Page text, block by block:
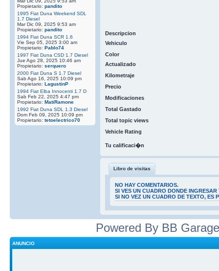
Propietario: pandito
1995 Fiat Duna Weekend SDL
1.7 Diesel
Mar Dic 09, 2025 9:53 am
Propietario: pandito
1994 Fiat Duna SCR 1.6
Vie Sep 05, 2025 3:00 am
Propietario: Pablo74
1997 Fiat Duna CSD 1.7 Diesel
Jue Ago 28, 2025 10:46 am
Propietario: serquero
2000 Fiat Duna S 1.7 Diesel
Sab Ago 16, 2025 10:09 pm
Propietario: LagustinP
1994 Fiat Elba Innocenti 1.7 D
Sab Feb 22, 2025 4:47 pm
Propietario: MatiRamone
1992 Fiat Duna SDL 1.3 Diesel
Dom Feb 09, 2025 10:09 pm
Propietario: tetoelectrico70
Descripcion
Vehiculo
Color
Actualizado
Kilometraje
Precio
Modificaciones
Total Gastado
Total topic views
Vehicle Rating
Tu calificaci�n
Libro de visitas
NO HAY COMENTARIOS.
SI VES UN CUADRO DONDE
SI NO VEZ UN CUADRO DE TEXTO, ES
Powered By BB
ANUNCIO